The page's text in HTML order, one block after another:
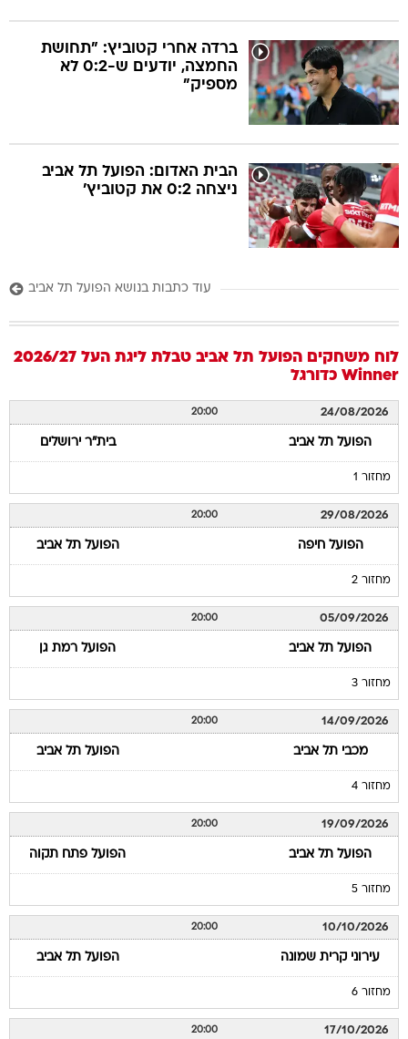
ברדה אחרי קטוביץ: "תחושת
החמצה, יודעים ש-0:2 לא
מספיק"
הבית האדום: הפועל תל אביב
ניצחה 0:2 את קטוביץ'
עוד כתבות בנושא הפועל תל אביב
לוח משחקים הפועל תל אביב
טבלת ליגת העל 2026/27
Winner כדורגל
24/08/2026
20:00
הפועל תל אביב בית"ר ירושלים
מחזור 1
29/08/2026
20:00
הפועל חיפה הפועל תל אביב
מחזור 2
05/09/2026
20:00
הפועל תל אביב הפועל רמת גן
מחזור 3
14/09/2026
20:00
מכבי תל אביב הפועל תל אביב
מחזור 4
19/09/2026
20:00
הפועל תל אביב הפועל פתח תקוה
מחזור 5
10/10/2026
20:00
עירוני קרית שמונה הפועל תל אביב
מחזור 6
17/10/2026
20:00